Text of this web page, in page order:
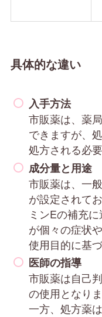
具体的な違い
入手方法
市販薬は、薬
できますが、
処方される必
成分量と用途
市販薬は、一
が設定されて
ミンEの補充
が個々の症状
使用目的に基
医師の指導
市販薬は自己
の使用となりま
一方、処方薬